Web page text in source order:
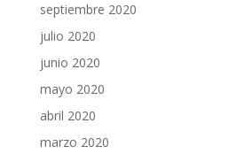
septiembre 2020
julio 2020
junio 2020
mayo 2020
abril 2020
marzo 2020